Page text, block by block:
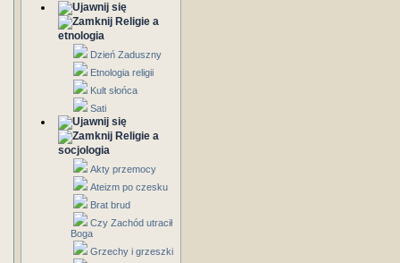
Religie a
etnologia
Dzień Zaduszny
Etnologia religii
Kult słońca
Sati
Religie a
socjologia
Akty przemocy
Ateizm po czesku
Brat brud
Czy Zachód utracił
Boga
Grzechy i grzeszki